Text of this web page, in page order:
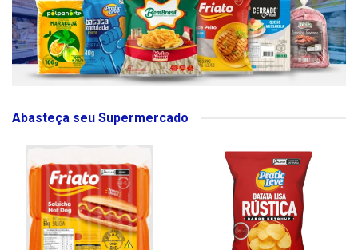
Abasteça seu Supermercado